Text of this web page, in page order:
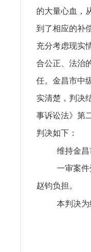
的大量心血，
到了相应的补
充分考虑现实
合公正、法治
任。金昌市中
实清楚，判决
事诉讼法》第
判决如下：
维持金
一审案件
赵钧负担。
本判决为